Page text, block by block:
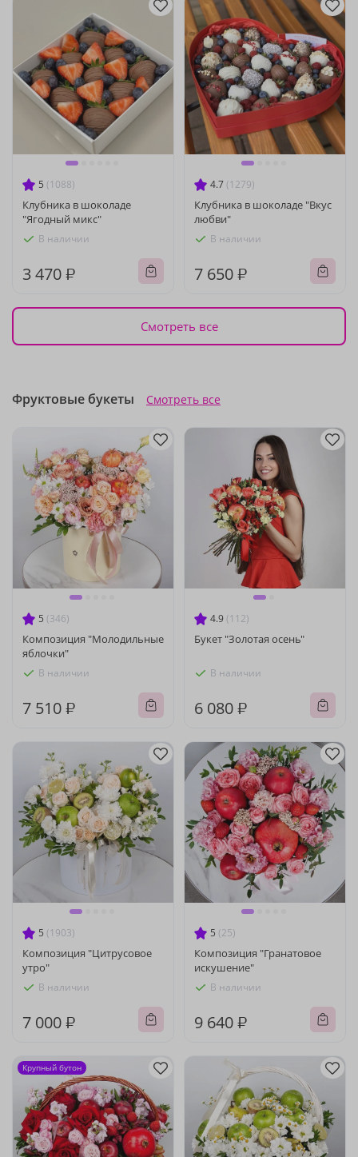
5 (1088)
Клубника в шоколаде
"Ягодный микс"
В наличии
3 470 ₽
4.7 (1279)
Клубника в шоколаде "Вкус
любви"
В наличии
7 650 ₽
Смотреть все
Фруктовые букеты Смотреть все
5 (346)
Композиция "Молодильные
яблочки"
В наличии
7 510 ₽
4.9 (112)
Букет "Золотая осень"
В наличии
6 080 ₽
5 (1903)
Композиция "Цитрусовое
утро"
В наличии
7 000 ₽
5 (25)
Композиция "Гранатовое
искушение"
В наличии
9 640 ₽
Крупный бутон